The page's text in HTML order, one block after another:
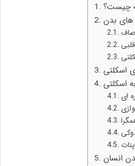
چیست؟
های بدن
اسکلتی
اسکلتی
ای
انسان